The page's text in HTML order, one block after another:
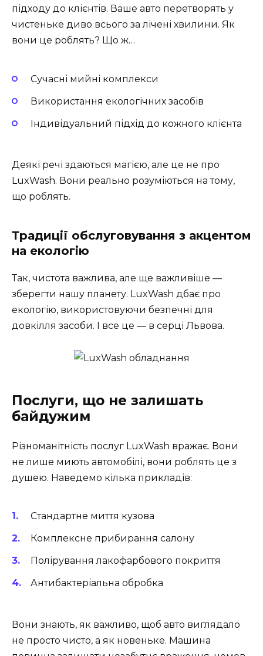
підходу до клієнтів. Ваше авто перетворять у
чистеньке диво всього за лічені хвилини. Як
вони це роблять? Що ж…
Сучасні мийні комплекси
Використання екологічних засобів
Індивідуальний підхід до кожного клієнта
Деякі речі здаються магією, але це не про
LuxWash. Вони реально розуміються на тому,
що роблять.
Традиції обслуговування з акцентом
на екологію
Так, чистота важлива, але ще важливіше —
зберегти нашу планету. LuxWash дбає про
екологію, використовуючи безпечні для
довкілля засоби. І все це — в серці Львова.
Послуги, що не залишать
байдужим
Різноманітність послуг LuxWash вражає. Вони
не лише миють автомобілі, вони роблять це з
душею. Наведемо кілька прикладів:
Стандартне миття кузова
Комплексне прибирання салону
Полірування лакофарбового покриття
Антибактеріальна обробка
Вони знають, як важливо, щоб авто виглядало
не просто чисто, а як новеньке. Машина